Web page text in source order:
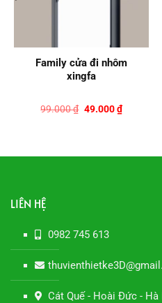
Family cửa đi nhôm
xingfa
99.000₫ Giá
49.000₫Giá
hiện
LIÊN HỆ
0982 745 613
Cát Quế - Hoài Đức - Hà